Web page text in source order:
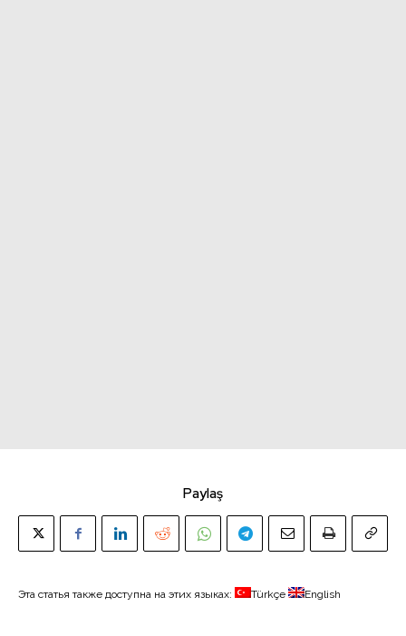
Paylaş
Эта статья также доступна на этих языках: Türkçe English